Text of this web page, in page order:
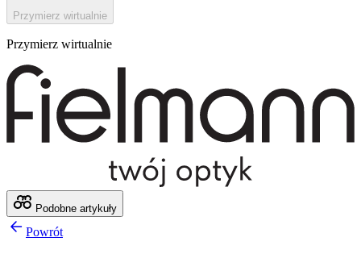
Przymierz wirtualnie
Przymierz wirtualnie
Podobne artykuły
Powrót